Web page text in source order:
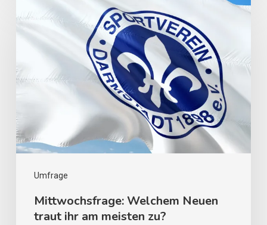
Umfrage
Mittwochsfrage: Welchem Neuen
traut ihr am meisten zu?